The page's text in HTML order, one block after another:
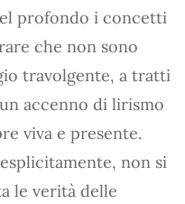
profondo i concetti
che non sono
travolgente, a tratti
accenno di lirismo
viva e presente.
non si
le verità delle